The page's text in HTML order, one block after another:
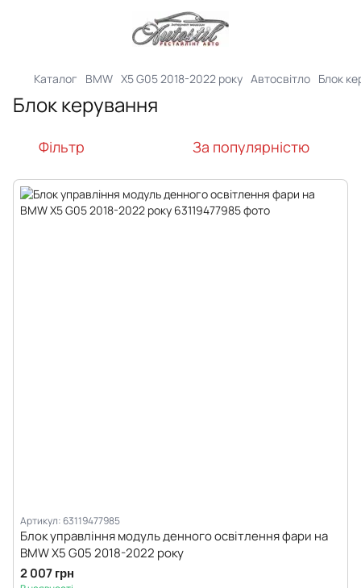
Каталог BMW X5 G05 2018-2022 року Автосвітло Блок
Блок керування
Фільтр За популярністю
Артикул: 63119477985
Блок управління модуль денного освітлення фари на
BMW X5 G05 2018-2022 року
2 007 грн